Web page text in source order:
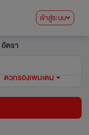
เข้าสู่ระบบ
อัตรา
ตัวกรองเพิ่มเติม